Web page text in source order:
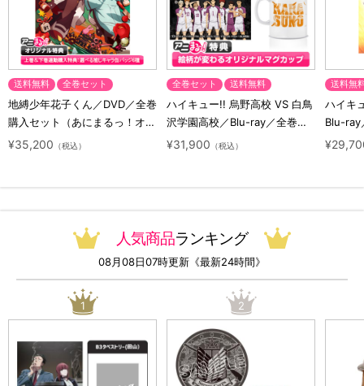
送料無料 全巻セット
地縛少年花子くん／DVD／全巻
購入セット（あにまるっ！オリ
ジナル特典付き・送料無料）
¥35,200 （税込）
全巻セット 送料無料
ハイキュー!! 烏野高校 VS 白鳥
沢学園高校／Blu-ray／全巻セ
ット（初回生産限定・アニまる
¥31,900 （税込）
送料無
ハイキ
Blu-ray
ト（初
人気商品ランキング
08月08日07時更新《最新24時間》
1 2